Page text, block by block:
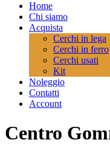
Home
Chi siamo
Acquista
Cerchi in lega
Cerchi in ferro
Cerchi usati
Kit
Noleggio
Contatti
Account
Centro